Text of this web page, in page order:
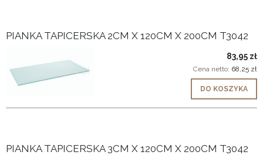
PIANKA TAPICERSKA 2CM X 120CM X 200CM T3042
83,95 zł
Cena netto: 68,25 zł
DO KOSZYKA
PIANKA TAPICERSKA 3CM X 120CM X 200CM T3042